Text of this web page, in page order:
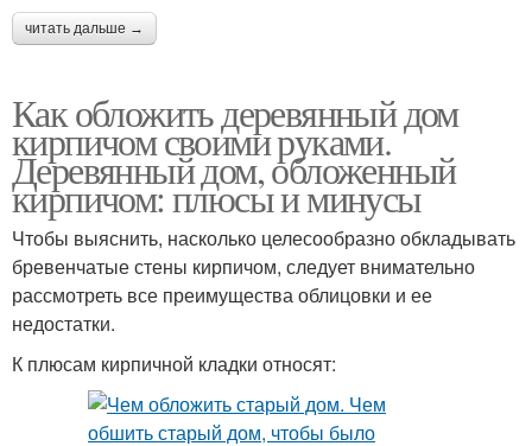
читать дальше →
Как обложить деревянный дом
кирпичом своими руками.
Деревянный дом, обложенный
кирпичом: плюсы и минусы
Чтобы выяснить, насколько целесообразно обкладывать
бревенчатые стены кирпичом, следует внимательно
рассмотреть все преимущества облицовки и ее
недостатки.
К плюсам кирпичной кладки относят: